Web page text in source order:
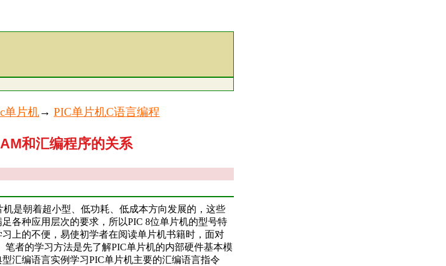
单片机→ PIC单片机C语言编程
和汇编程序的关系
机是朝着超小型、低功耗、低成本方向发展的，这些
各种应用层次的要求，所以PIC 8位单片机的型号特
上的不便，易使初学者在阅读单片机书籍时，面对
笔者的学习方法是先了解PIC单片机的内部硬件基本模
汇编语言实例学习PIC单片机主要的汇编语言指令